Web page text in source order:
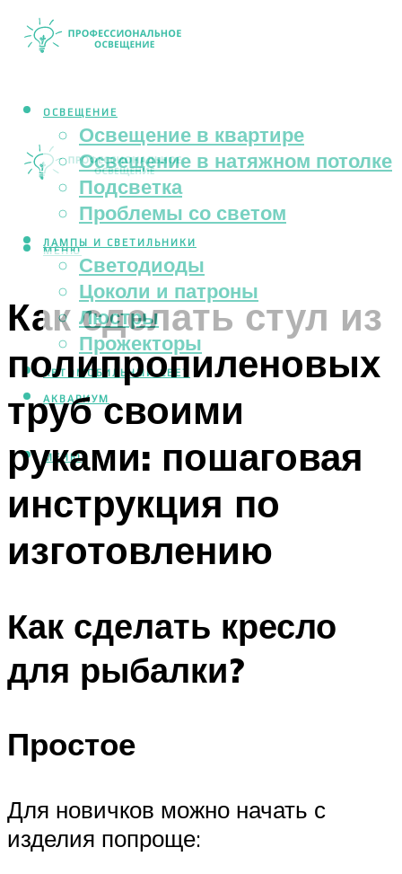
ОСВЕЩЕНИЕ
Освещение в квартире
Освещение в натяжном потолке
Подсветка
Проблемы со светом
ЛАМПЫ И СВЕТИЛЬНИКИ
Светодиоды
Цоколи и патроны
Люстры
Прожекторы
АВТОМОБИЛЬНЫЙ СВЕТ
АКВАРИУМ
МЕНЮ
МЕНЮ
Как сделать стул из
полипропиленовых
труб своими
руками: пошаговая
инструкция по
изготовлению
Как сделать кресло
для рыбалки?
Простое
Для новичков можно начать с
изделия попроще: